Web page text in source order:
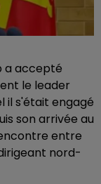
a accepté
le leader
il s'était engagé
son arrivée au
entre
nord-